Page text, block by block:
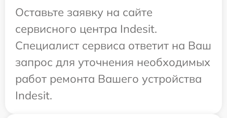
Оставьте заявку на сайте
сервисного центра Indesit.
Специалист сервиса ответит на Ваш
запрос для уточнения необходимых
работ ремонта Вашего устройства
Indesit.